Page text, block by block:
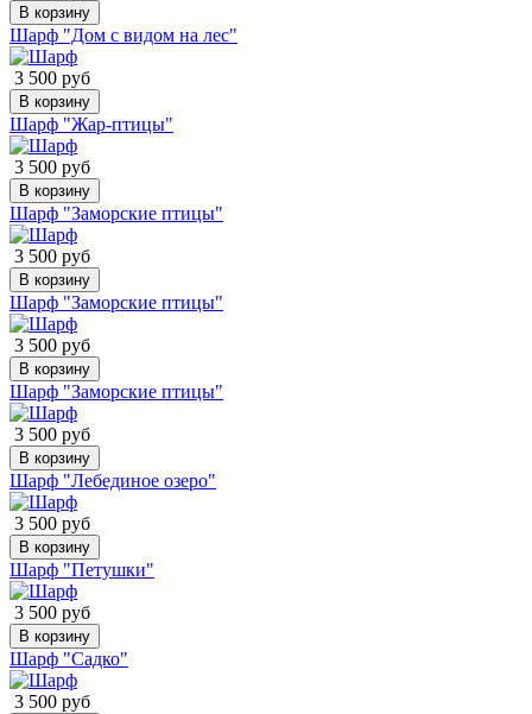
В корзину
Шарф "Дом с видом на лес"
3 500 руб
В корзину
Шарф "Жар-птицы"
3 500 руб
В корзину
Шарф "Заморские птицы"
3 500 руб
В корзину
Шарф "Заморские птицы"
3 500 руб
В корзину
Шарф "Заморские птицы"
3 500 руб
В корзину
Шарф "Лебединое озеро"
3 500 руб
В корзину
Шарф "Петушки"
3 500 руб
В корзину
Шарф "Садко"
3 500 руб